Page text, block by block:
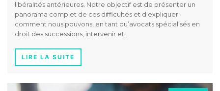
libéralités antérieures. Notre objectif est de présenter un
panorama complet de ces difficultés et d’expliquer
comment nous pouvons, en tant qu’avocats spécialisés en
droit des successions, intervenir et…
LIRE LA SUITE